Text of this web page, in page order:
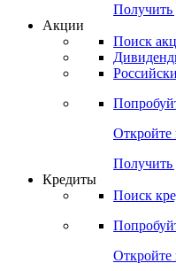
Получить
Акции
Поиск
Откройте
Получить
Кредиты
Поиск
Откройте